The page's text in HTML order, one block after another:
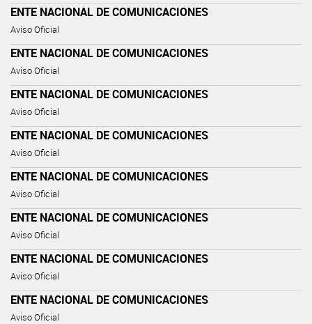
ENTE NACIONAL DE COMUNICACIONES
Aviso Oficial
ENTE NACIONAL DE COMUNICACIONES
Aviso Oficial
ENTE NACIONAL DE COMUNICACIONES
Aviso Oficial
ENTE NACIONAL DE COMUNICACIONES
Aviso Oficial
ENTE NACIONAL DE COMUNICACIONES
Aviso Oficial
ENTE NACIONAL DE COMUNICACIONES
Aviso Oficial
ENTE NACIONAL DE COMUNICACIONES
Aviso Oficial
ENTE NACIONAL DE COMUNICACIONES
Aviso Oficial